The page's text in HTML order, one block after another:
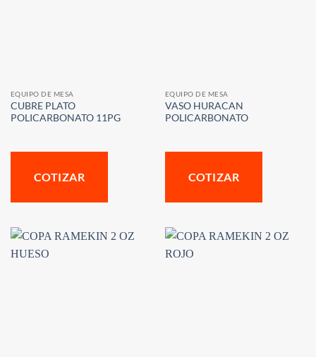
EQUIPO DE MESA
CUBRE PLATO
POLICARBONATO 11PG
COTIZAR
EQUIPO DE MESA
VASO HURACAN
POLICARBONATO
COTIZAR